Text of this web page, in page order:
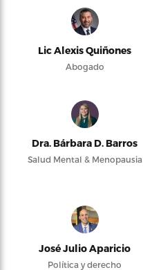
Lic Alexis Quiñones
Abogado
Dra. Bárbara D. Barros
Salud Mental & Menopausia
José Julio Aparicio
Política y derecho